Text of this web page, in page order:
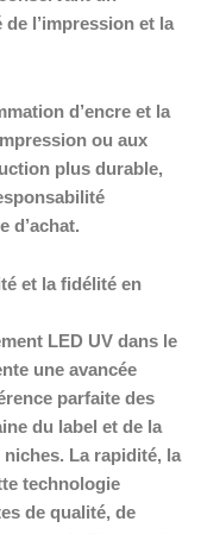
l’impression et la
d’encre et la
ou aux
plus durable,
d’achat.
et la fidélité en
LED UV dans le
une avancée
parfaite des
du label et de la
La rapidité, la
technologie
de qualité, de